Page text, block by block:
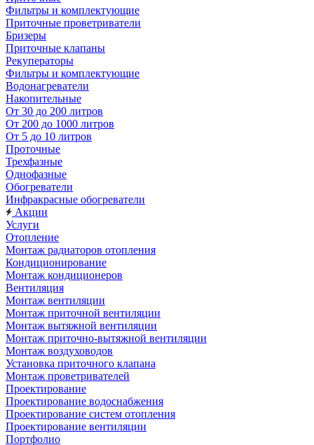
Фильтры и комплектующие
Приточные проветриватели
Бризеры
Приточные клапаны
Рекуператоры
Фильтры и комплектующие
Водонагреватели
Накопительные
От 30 до 200 литров
От 200 до 1000 литров
От 5 до 10 литров
Проточные
Трехфазные
Однофазные
Обогреватели
Инфракрасные обогреватели
Акции
Услуги
Отопление
Монтаж радиаторов отопления
Кондиционирование
Монтаж кондиционеров
Вентиляция
Монтаж вентиляции
Монтаж приточной вентиляции
Монтаж вытяжной вентиляции
Монтаж приточно-вытяжной вентиляции
Монтаж воздуховодов
Установка приточного клапана
Монтаж проветривателей
Проектирование
Проектирование водоснабжения
Проектирование систем отопления
Проектирование вентиляции
Портфолио